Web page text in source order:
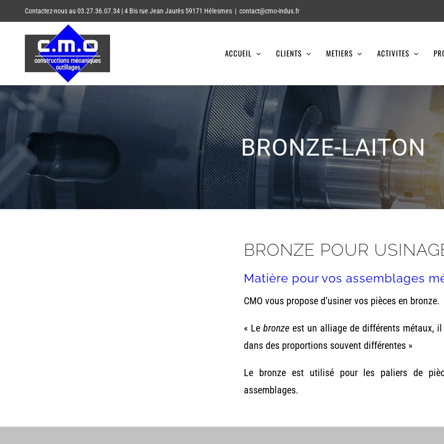
au
contenu
Contactez-nous au 03.27.36.07.34 | 4 Bis rue Jean Jaurès 59171 Hélesmes | contact@cmo-indus.fr
ACCUEIL CLIENTS METIERS ACTIVITES
BRONZE-LAITON
BRONZE POUR
Matière pour vos assemblages
CMO vous propose d’usiner vos pièces en bronze.
« Lebronze est un alliage de différents métaux,
dans des proportions souvent différentes »
Le bronze est utilisé pour les paliers de
assemblages.